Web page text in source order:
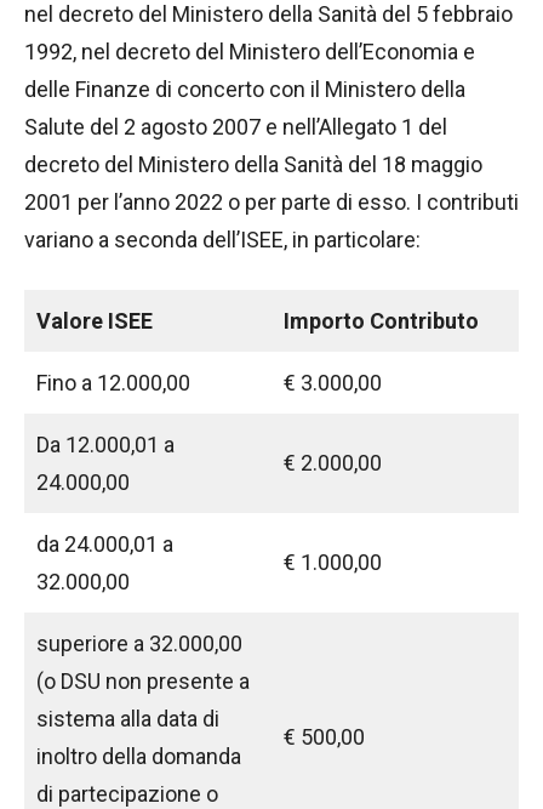
nel decreto del Ministero della Sanità del 5 febbraio
1992, nel decreto del Ministero dell’Economia e
delle Finanze di concerto con il Ministero della
Salute del 2 agosto 2007 e nell’Allegato 1 del
decreto del Ministero della Sanità del 18 maggio
2001 per l’anno 2022 o per parte di esso. I contributi
variano a seconda dell’ISEE, in particolare:
Valore ISEE Importo Contributo
Fino a 12.000,00 € 3.000,00
Da 12.000,01 a
24.000,00
€ 2.000,00
da 24.000,01 a
32.000,00
€ 1.000,00
superiore a 32.000,00
(o DSU non presente a
sistema alla data di
inoltro della domanda
di partecipazione o
€ 500,00